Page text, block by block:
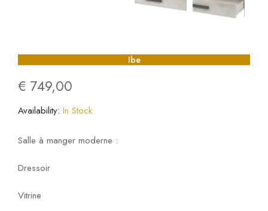
Ibe
€ 749,00
Availability: In Stock
Salle à manger moderne :
Dressoir
Vitrine